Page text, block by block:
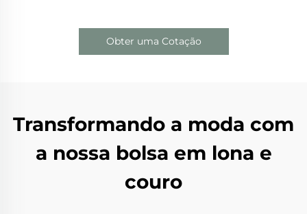
Obter uma Cotação
Transformando a moda com
a nossa bolsa em lona e
couro